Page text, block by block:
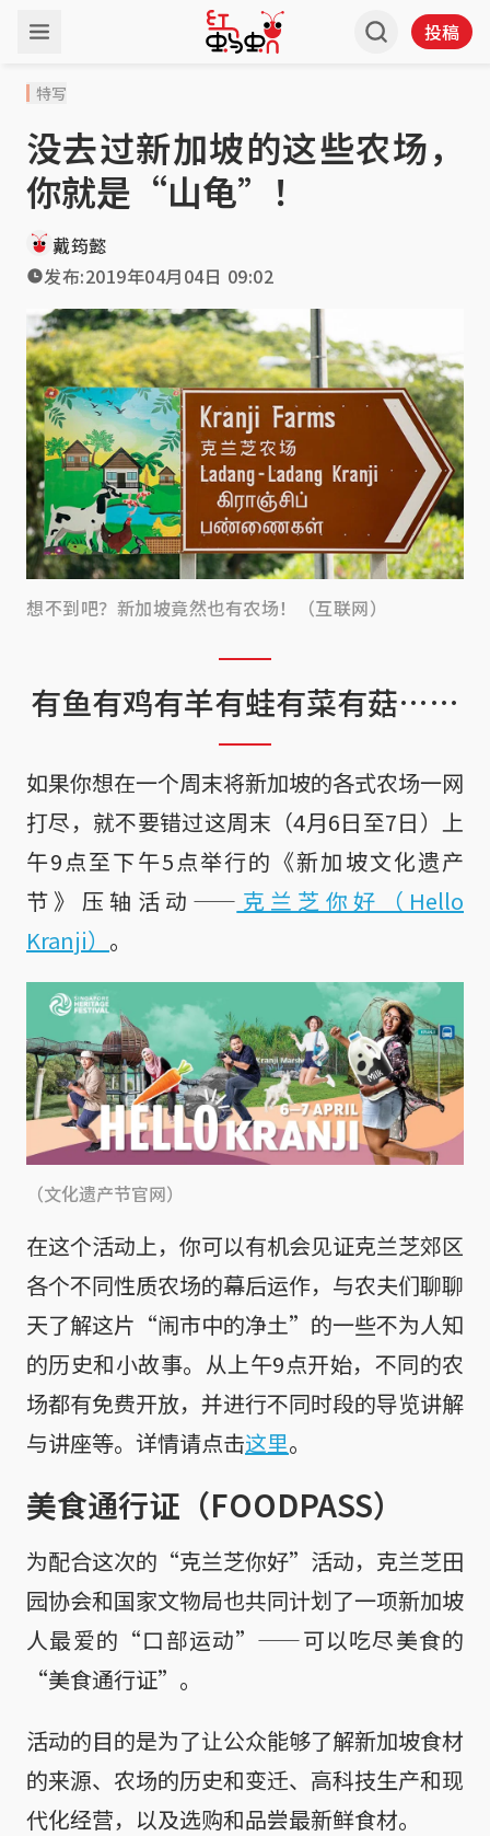
投稿
特写
没去过新加坡的这些农场，
你就是“山龟”！
戴筠懿
发布:2019年04月04日 09:02
想不到吧？新加坡竟然也有农场！（互联网）
有鱼有鸡有羊有蛙有菜有菇……
如果你想在一个周末将新加坡的各式农场一网
打尽，就不要错过这周末（4月6日至7日）上
午9点至下午5点举行的《新加坡文化遗产
节》压轴活动—— 克兰芝你好（Hello
Kranji） 。
（文化遗产节官网）
在这个活动上，你可以有机会见证克兰芝郊区
各个不同性质农场的幕后运作，与农夫们聊聊
天了解这片“闹市中的净土”的一些不为人知
的历史和小故事。从上午9点开始，不同的农
场都有免费开放，并进行不同时段的导览讲解
与讲座等。详情请点击这里。
美食通行证（FOODPASS）
为配合这次的“克兰芝你好”活动，克兰芝田
园协会和国家文物局也共同计划了一项新加坡
人最爱的“口部运动”——可以吃尽美食的
“美食通行证”。
活动的目的是为了让公众能够了解新加坡食材
的来源、农场的历史和变迁、高科技生产和现
代化经营，以及选购和品尝最新鲜食材。